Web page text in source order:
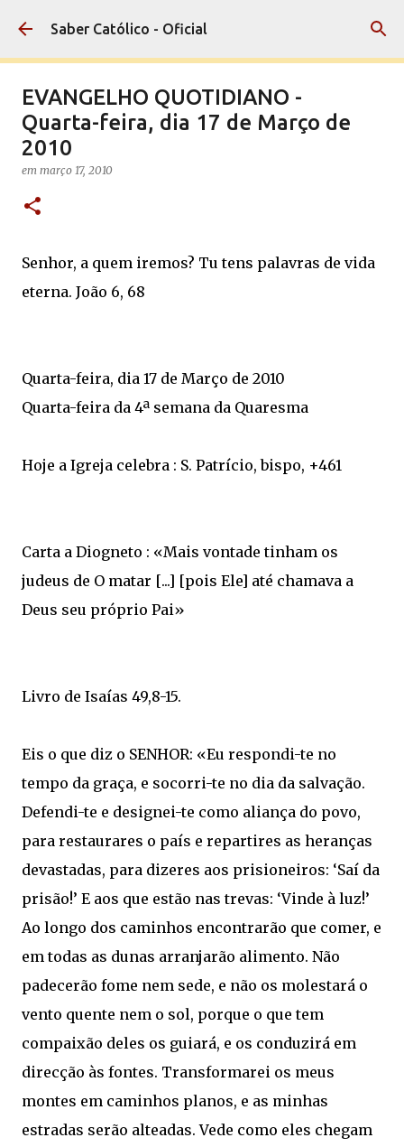
Pular para o conteúdo principal
Saber Católico - Oficial
EVANGELHO QUOTIDIANO -
Quarta-feira, dia 17 de Março de
2010
em março 17, 2010
Senhor, a quem iremos? Tu tens palavras de vida
eterna. João 6, 68
Quarta-feira, dia 17 de Março de 2010
Quarta-feira da 4ª semana da Quaresma
Hoje a Igreja celebra : S. Patrício, bispo, +461
Carta a Diogneto : «Mais vontade tinham os
judeus de O matar [...] [pois Ele] até chamava a
Deus seu próprio Pai»
Livro de Isaías 49,8-15.
Eis o que diz o SENHOR: «Eu respondi-te no
tempo da graça, e socorri-te no dia da salvação.
Defendi-te e designei-te como aliança do povo,
para restaurares o país e repartires as heranças
devastadas, para dizeres aos prisioneiros: ‘Saí da
prisão!’ E aos que estão nas trevas: ‘Vinde à luz!’
Ao longo dos caminhos encontrarão que comer, e
em todas as dunas arranjarão alimento. Não
padecerão fome nem sede, e não os molestará o
vento quente nem o sol, porque o que tem
compaixão deles os guiará, e os conduzirá em
direcção às fontes. Transformarei os meus
montes em caminhos planos, e as minhas
estradas serão alteadas. Vede como eles chegam